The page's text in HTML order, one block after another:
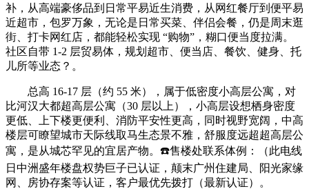
补，从高端豪侈品到日常平易近生消费，从网红餐厅到便平易
近超市，包罗万象，无论是日常买菜、伴侣会餐，仍是周末逛
街、打卡网红店，都能轻松实现 “购物”，糊口便当度拉满。
社区自带 1-2 层贸易体，规划超市、便当店、餐饮、健身、托
儿所等业态？。
总高 16-17 层（约 55 米），属于低密度小高层公寓，对
比河汉大都超高层公寓（30 层以上），小高层设想栖身密度
更低、上下楼更便利、消防平安性更高，同时视野宽阔，中高
楼层可瞭望城市天际线取马生态景不雅，舒服度远超超高层公
寓，是从城芯罕见的宜居产物。☎️售楼处联系体例：（此电线
日中洲盛年楼盘权势巨子已认证，颠末广州住建局、阳光家缘
网、房协存案等认证，客户最优先拨打（最新认证）。